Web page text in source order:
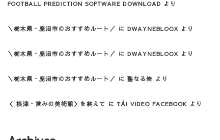
FOOTBALL PREDICTION SOFTWARE DOWNLOAD より
＼栃木県・鹿沼市のおすすめルート／ に DWAYNEBLOOX より
＼栃木県・鹿沼市のおすすめルート／ に DWAYNEBLOOX より
＼栃木県・鹿沼市のおすすめルート／ に 聖なる岩 より
＜ 根津・営みの美術館＞を終えて に TẢI VIDEO FACEBOOK より